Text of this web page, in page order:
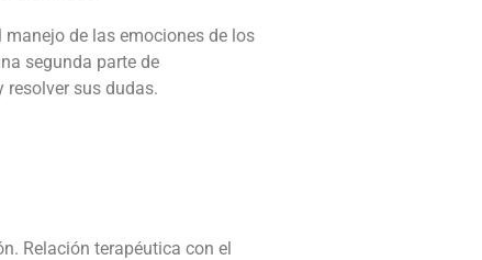
de las emociones de los
segunda parte de
sus dudas.
Relación terapéutica con el